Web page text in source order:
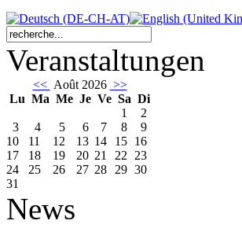
Veranstaltungen
<< Août 2026 >>
Lu Ma Me Je Ve Sa Di
1
2
3
4 5 6 7 8
9
10
11 12 13 14 15 16
17
18 19 20 21 22 23
24
25 26 27 28 29 30
31
News